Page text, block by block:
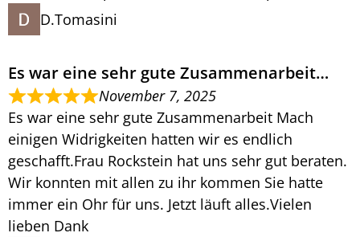
D.Tomasini
Es war eine sehr gute Zusammenarbeit…
November 7, 2025
Es war eine sehr gute Zusammenarbeit Mach
einigen Widrigkeiten hatten wir es endlich
geschafft.Frau Rockstein hat uns sehr gut beraten.
Wir konnten mit allen zu ihr kommen Sie hatte
immer ein Ohr für uns. Jetzt läuft alles.Vielen
lieben Dank